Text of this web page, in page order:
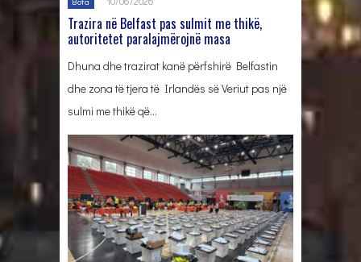
Trazira në Belfast pas sulmit me thikë,
autoritetet paralajmërojnë masa
Dhuna dhe trazirat kanë përfshirë Belfastin
dhe zona të tjera të Irlandës së Veriut pas një
sulmi me thikë që…